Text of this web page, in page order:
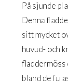
På sjunde
Denna
sitt mycket
huvud- och
fladdermöss
bland de